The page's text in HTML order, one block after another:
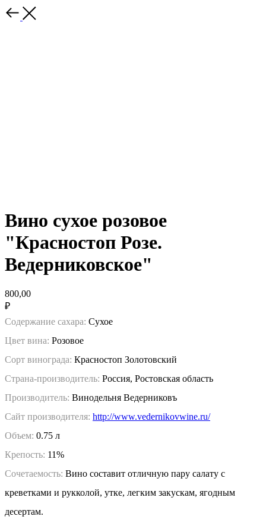
Вино сухое розовое
"Красностоп Розе.
Ведерниковское"
800,00
₽
Содержание сахара: Сухое
Цвет вина: Розовое
Сорт винограда: Красностоп Золотовский
Страна-производитель: Россия, Ростовская область
Производитель: Винодельня Ведерниковъ
Сайт производителя: http://www.vedernikovwine.ru/
Объем: 0.75 л
Крепость: 11%
Сочетаемость: Вино составит отличную пару салату с
креветками и рукколой, утке, легким закускам, ягодным
десертам.